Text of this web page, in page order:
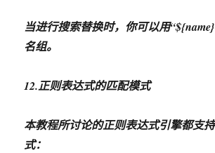
当进行搜索替换时，你可以用
名组。
12.正则表达式的匹配模式
本教程所讨论的正则表达式引擎都支
式：